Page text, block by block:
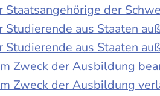
der
aus Staaten
aus Staaten
Zweck der Ausbildung
Zweck der Ausbildung